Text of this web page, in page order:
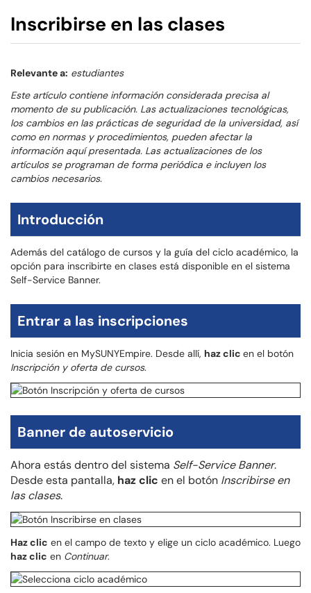
Inscribirse en las clases
Relevante a: estudiantes
Este artículo contiene información considerada precisa al
momento de su publicación. Las actualizaciones tecnológicas,
los cambios en las prácticas de seguridad de la universidad, así
como en normas y procedimientos, pueden afectar la
información aquí presentada. Las actualizaciones de los
artículos se programan de forma periódica e incluyen los
cambios necesarios.
Introducción
Además del catálogo de cursos y la guía del ciclo académico, la
opción para inscribirte en clases está disponible en el sistema
Self-Service Banner.
Entrar a las inscripciones
Inicia sesión en MySUNYEmpire. Desde allí, haz clic en el botón
Inscripción y oferta de cursos.
Banner de autoservicio
Ahora estás dentro del sistema Self-Service Banner.
Desde esta pantalla, haz clic en el botón Inscribirse en
las clases.
Haz clic en el campo de texto y elige un ciclo académico. Luego
haz clic en Continuar.